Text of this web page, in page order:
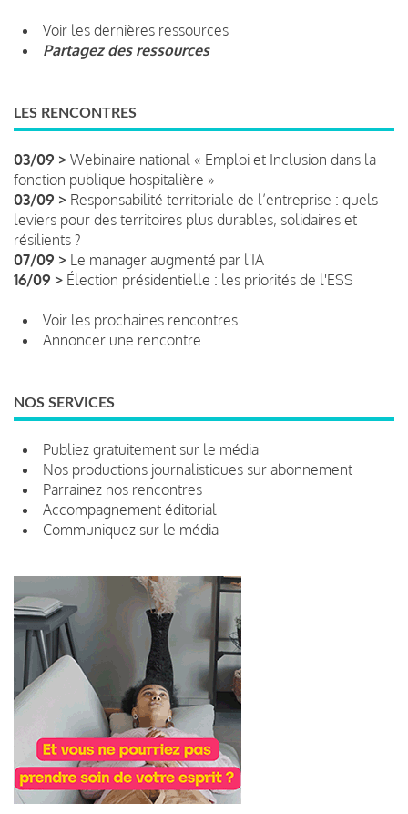
Voir les dernières ressources
Partagez des ressources
LES RENCONTRES
03/09 > Webinaire national « Emploi et Inclusion dans la
fonction publique hospitalière »
03/09 > Responsabilité territoriale de l’entreprise : quels
leviers pour des territoires plus durables, solidaires et
résilients ?
07/09 > Le manager augmenté par l'IA
16/09 > Élection présidentielle : les priorités de l'ESS
Voir les prochaines rencontres
Annoncer une rencontre
NOS SERVICES
Publiez gratuitement sur le média
Nos productions journalistiques sur abonnement
Parrainez nos rencontres
Accompagnement éditorial
Communiquez sur le média